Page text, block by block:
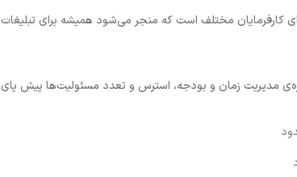
کارفرمایان مختلف است که منجر می‌شود همیشه برای تبلیغات
مدیریت زمان و بودجه، استرس و تعدد مسئولیت‌ها پیش پای